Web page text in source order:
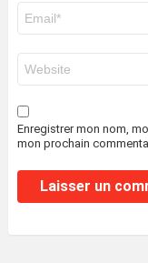
mail
*
web
Enregistrer mon nom,
mon prochain